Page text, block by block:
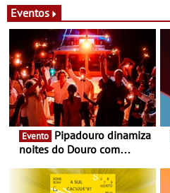
Eventos
Evento
noites do Douro com
vinho, gastronomia e
música